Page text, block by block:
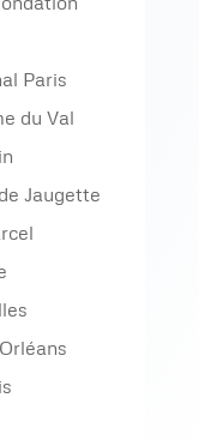
Paris
du Val
Jaugette